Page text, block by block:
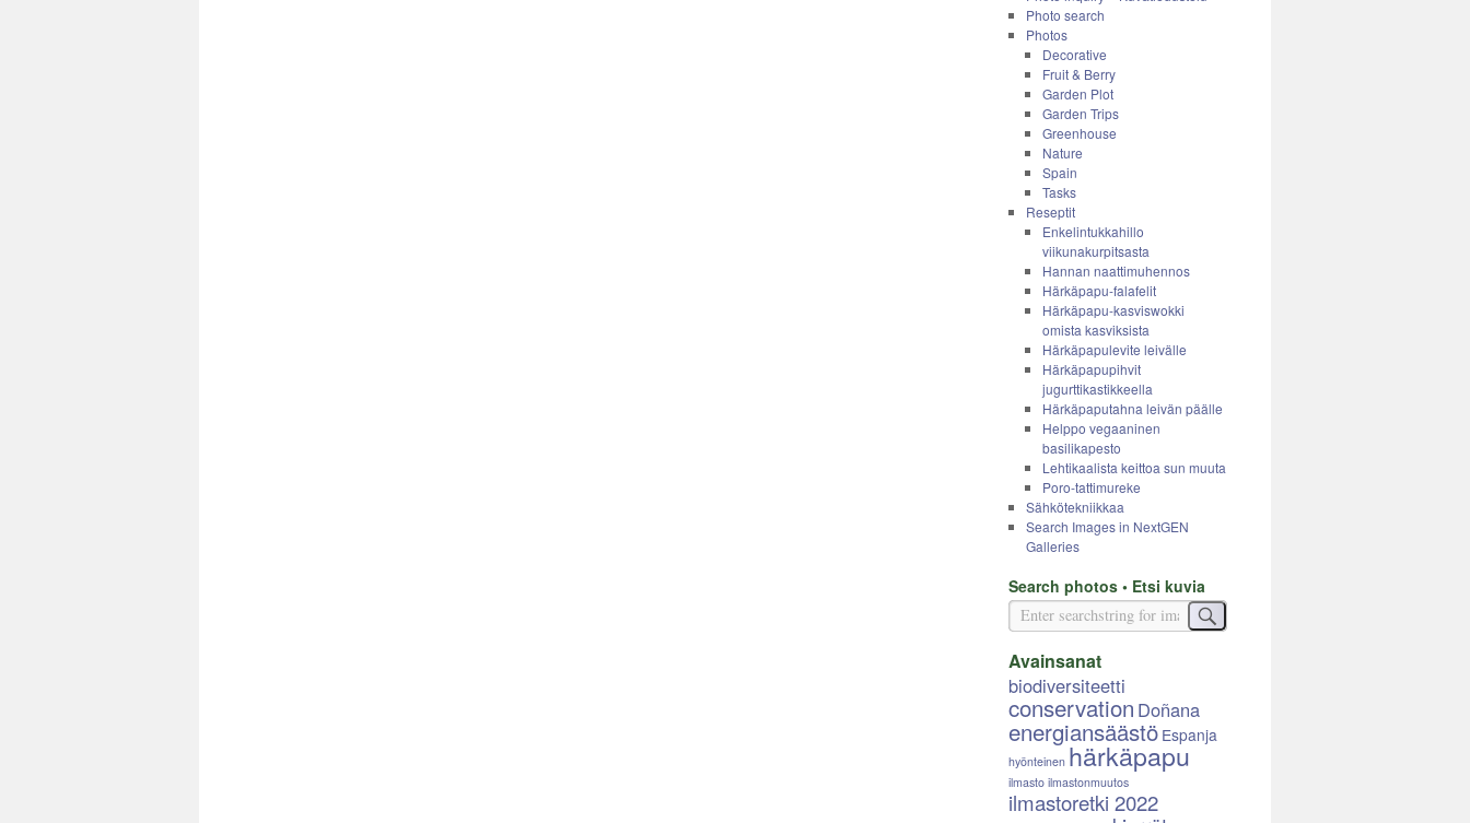
Photo search
Photos
Decorative
Fruit & Berry
Garden Plot
Garden Trips
Greenhouse
Nature
Spain
Tasks
Reseptit
Enkelintukkahillo
viikunakurpitsasta
Hannan naattimuhennos
Härkäpapu-falafelit
Härkäpapu-kasviswokki
omista kasviksista
Härkäpapulevite leivälle
Härkäpapupihvit
jugurttikastikkeella
Härkäpaputahna leivän päälle
Helppo vegaaninen
basilikapesto
Lehtikaalista keittoa sun muuta
Poro-tattimureke
Sähkötekniikkaa
Search Images in NextGEN
Galleries
Search photos • Etsi kuvia
Avainsanat
biodiversiteetti
conservation Doñana
energiansäästö Espanja
hyönteinen härkäpapu
ilmasto ilmastonmuutos
ilmastoretki 2022